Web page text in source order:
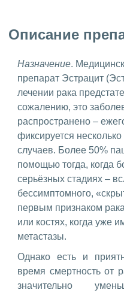
Описание
Назначение.
препарат Эстрацит
лечении рака
сожалению, это
распространено –
фиксируется
случаев. Более 50%
помощью тогда, когда
серьёзных стадиях –
бессимптомного,
первым признаком
или костях, когда уже
метастазы.
Однако есть и
время смертность от
значительно